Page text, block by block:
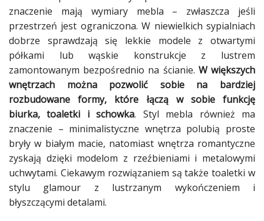
znaczenie mają wymiary mebla – zwłaszcza jeśli
przestrzeń jest ograniczona. W niewielkich sypialniach
dobrze sprawdzają się lekkie modele z otwartymi
półkami lub wąskie konstrukcje z lustrem
zamontowanym bezpośrednio na ścianie. W większych
wnętrzach można pozwolić sobie na bardziej
rozbudowane formy, które łączą w sobie funkcję
biurka, toaletki i schowka. Styl mebla również ma
znaczenie – minimalistyczne wnętrza polubią proste
bryły w białym macie, natomiast wnętrza romantyczne
zyskają dzięki modelom z rzeźbieniami i metalowymi
uchwytami. Ciekawym rozwiązaniem są także toaletki w
stylu glamour z lustrzanym wykończeniem i
błyszczącymi detalami.